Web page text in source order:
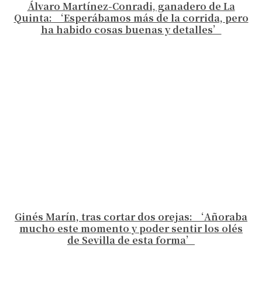
Álvaro Martínez-Conradi, ganadero de La
Quinta: ‘Esperábamos más de la corrida, pero
ha habido cosas buenas y detalles’
Ginés Marín, tras cortar dos orejas: ‘Añoraba
mucho este momento y poder sentir los olés
de Sevilla de esta forma’